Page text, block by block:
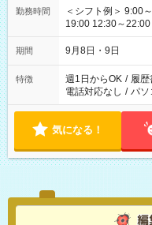
勤務時間
＜シフト例＞ 9:00
19:00 12:30～22:00 上記の時間から好きな時間を選べます！ ※
時間は変更となる
期間 9月8日・9日
特徴 週1日からOK / 履歴
電話対応なし / パソ
気になる！